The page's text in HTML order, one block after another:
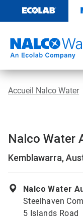
contenu​​​​​​​
Accueil Nalco Water
Nalco Water
Kemblawarra,
Nalco Water
Steelhaven
5 Islands Road